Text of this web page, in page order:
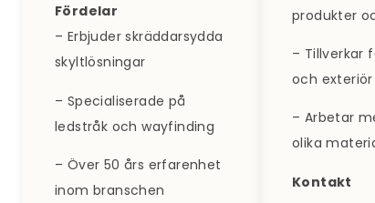
Fördelar
– Erbjuder skräddarsydda
skyltlösningar
– Specialiserade på
ledstråk och wayfinding
– Över 50 års erfarenhet
inom branschen
produkter
– Tillverkar
och exteriör
– Arbetar
olika
Kontakt